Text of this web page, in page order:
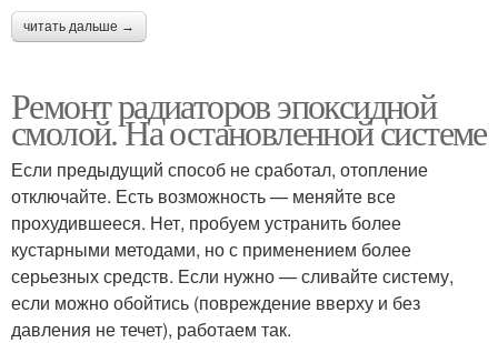
читать дальше →
Ремонт радиаторов эпоксидной
смолой. На остановленной системе
Если предыдущий способ не сработал, отопление
отключайте. Есть возможность — меняйте все
прохудившееся. Нет, пробуем устранить более
кустарными методами, но с применением более
серьезных средств. Если нужно — сливайте систему,
если можно обойтись (повреждение вверху и без
давления не течет), работаем так.